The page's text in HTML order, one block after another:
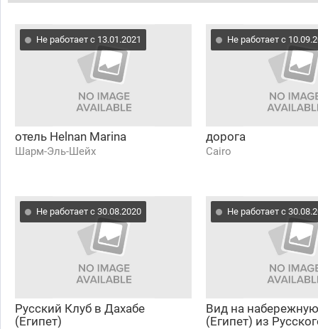
Не работает с 13.01.2021
отель Helnan Marina
Шарм-Эль-Шейх
Не работает с
дорога
Cairo
Не работает с 30.08.2020
Русский Клуб в Дахабе
(Египет)
Не работает с
Вид на
(Египет) из